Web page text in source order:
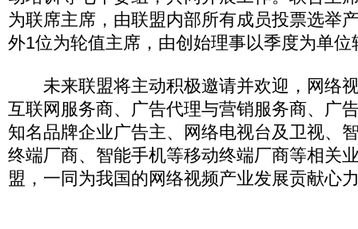
为联席主席，由联盟内部所有成员投票选举
外1位为轮值主席，由创始理事以季度为单位
未来联盟将主动积极邀请并欢迎，网络
互联网服务商、广告代理与营销服务商、广
知名品牌企业广告主、网络电视台及卫视、
终端厂商、智能手机等移动终端厂商等相关
盟，一同为我国的网络视频产业发展贡献心